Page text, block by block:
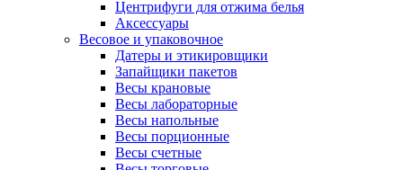
Центрифуги для отжима белья
Аксессуары
Весовое и упаковочное
Датеры и этикировщики
Запайщики пакетов
Весы крановые
Весы лабораторные
Весы напольные
Весы порционные
Весы счетные